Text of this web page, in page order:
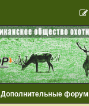
Дополнительные